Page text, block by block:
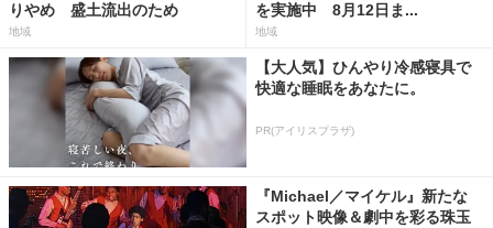
りやめ 盛土流出のため
地域
を実施中 8月12日ま...
地域
【大人気】ひんやり冷感寝具で
快適な睡眠をあなたに。
PR(アイリスプラザ)
『Michael／マイケル』新たな
スポット映像＆劇中を彩る珠玉